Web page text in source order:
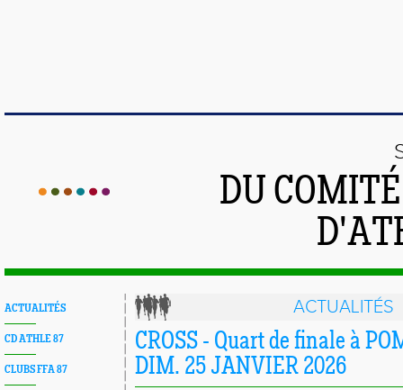
DU
ACTUALITÉS
CD ATHLE 87
CLUBS FFA 87
ACTUALITÉS
CROSS - Quart de finale à
DIM. 25 JANVIER 2026